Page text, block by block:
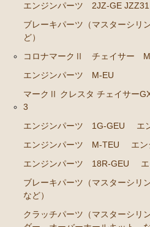
ツ ラックエンド タイロ
ルジョイント ブッシュ類
ーゲージなど）
シャフトブーツ デフなど）
ウエザーストリップ
マークⅡワゴン GX70G
エンジンパーツ 1G-EU
エンジンパーツ 2JZ-GE JZZ31
ブレーキパーツ（マスターシ
ど）
コロナマークⅡ チェイサー
エンジンパーツ M-EU
マークⅡ クレスタ チェイサー
3
エンジンパーツ 1G-GEU
エ
エンジンパーツ M-TEU
エ
エンジンパーツ 18R-GEU
ブレーキパーツ（マスターシ
など）
クラッチパーツ（マスターシリ